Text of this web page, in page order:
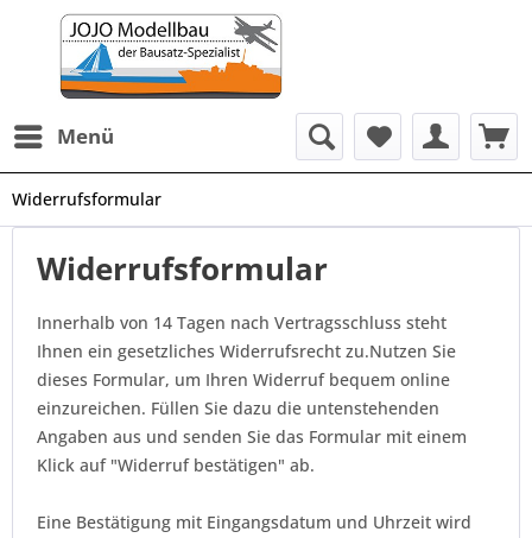
Menü
Widerrufsformular
Widerrufsformular
Innerhalb von 14 Tagen nach Vertragsschluss steht
Ihnen ein gesetzliches Widerrufsrecht zu.Nutzen Sie
dieses Formular, um Ihren Widerruf bequem online
einzureichen. Füllen Sie dazu die untenstehenden
Angaben aus und senden Sie das Formular mit einem
Klick auf "Widerruf bestätigen" ab.
Eine Bestätigung mit Eingangsdatum und Uhrzeit wird